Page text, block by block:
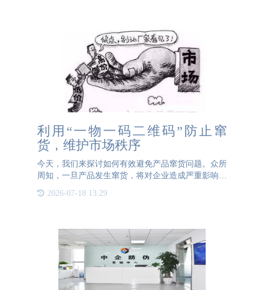
利用“一物一码二维码”防止窜
货，维护市场秩序
今天，我们来探讨如何有效避免产品窜货问题。众所
周知，一旦产品发生窜货，将对企业造成严重影响。
益。更为严重的是，窜货会使经销商的利益受损，进
2026-07-18 13:29